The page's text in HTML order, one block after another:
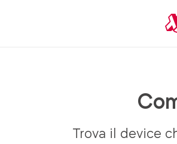
Trova il device